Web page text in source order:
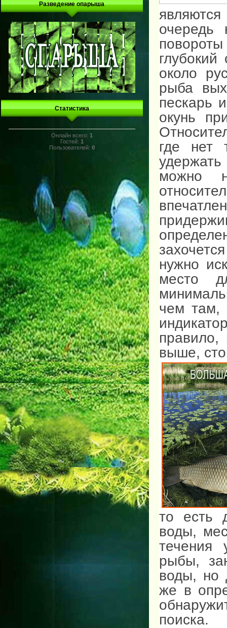
Разведение опарыша
Статистика
Онлайн всего: 1
Гостей: 1
Пользователей: 0
очередь
около
рыба
пескарь
окунь
где нет
можно
нужно
место
чем там,
выше,
то есть
воды,
течения
рыбы,
воды, но
же в
поиска.